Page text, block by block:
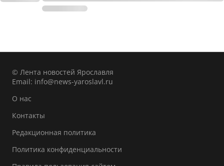
© Лента новостей Ярославля
Email: info@news-yaroslavl.ru
О нас
Контакты
Редакционная политика
Политика конфиденциальности